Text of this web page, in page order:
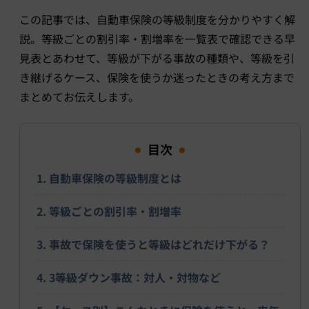
この記事では、自動車保険の等級制度を分かりやすく解
説。等級ごとの割引率・割増率を一覧表で確認できる早
見表とあわせて、等級が下がる事故の種類や、等級を引
き継げるケース、保険を使うか迷ったときの考え方まで
まとめてお伝えします。
目次
1. 自動車保険の等級制度とは
2. 等級ごとの割引率・割増率
3. 事故で保険を使うと等級はどれだけ下がる？
4. 3等級ダウン事故：対人・対物など